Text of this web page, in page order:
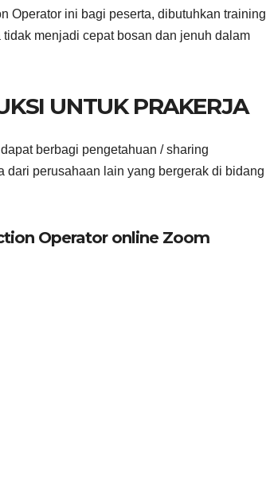
Operator ini bagi peserta, dibutuhkan training
menjadi cepat bosan dan jenuh dalam
UNTUK PRAKERJA
berbagi pengetahuan / sharing
dari perusahaan lain yang bergerak di bidang
Operator online Zoom